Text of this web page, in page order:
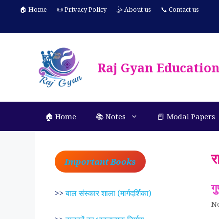
content
🏠 Home 📜 Privacy Policy 🤹 About us 📞 Contact us
Raj Gyan Education
🏠 Home 📚 Notes 📕 Modal Papers
Important Books
>>बाल संस्कार शाला (मार्गदर्शिका)